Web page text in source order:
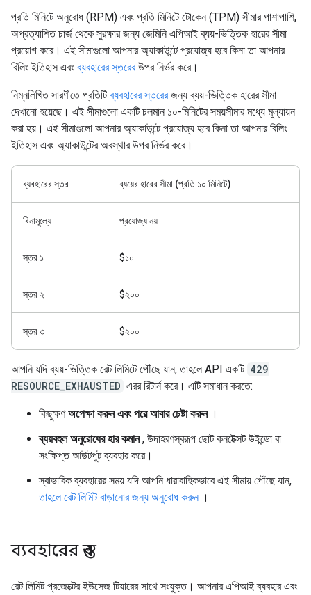
প্রতি মিনিটে অনুরোধ (RPM) এবং প্রতি মিনিটে টোকেন (TPM) সীমার পাশাপাশি,
অপ্রত্যাশিত চার্জ থেকে সুরক্ষার জন্য জেমিনি এপিআই ব্যয়-ভিত্তিক হারের সীমা
প্রয়োগ করে। এই সীমাগুলো আপনার অ্যাকাউন্টে প্রযোজ্য হবে কিনা তা আপনার
বিলিং ইতিহাস এবংব্যবহারের স্তরেরউপর নির্ভর করে।
নিম্নলিখিত সারণীতে প্রতিটিব্যবহারের স্তরেরজন্য ব্যয়-ভিত্তিক হারের সীমা
দেখানো হয়েছে। এই সীমাগুলো একটি চলমান ১০-মিনিটের সময়সীমার মধ্যে মূল্যায়ন
করা হয়। এই সীমাগুলো আপনার অ্যাকাউন্টে প্রযোজ্য হবে কিনা তা আপনার বিলিং
ইতিহাস এবং অ্যাকাউন্টের অবস্থার উপর নির্ভর করে।
ব্যবহারের স্তর ব্যয়ের হারের সীমা (প্রতি ১০ মিনিটে)
বিনামূল্যে প্রযোজ্য নয়
স্তর ১ $১০
স্তর ২ $২০০
স্তর ৩ $২০০
আপনি যদি ব্যয়-ভিত্তিক রেট লিমিটে পৌঁছে যান, তাহলে API একটি 429
RESOURCE_EXHAUSTED এরর রিটার্ন করে। এটি সমাধান করতে:
কিছুক্ষণঅপেক্ষা করুন এবং পরে আবার চেষ্টা করুন।
ব্যয়বহুল অনুরোধের হার কমান, উদাহরণস্বরূপ ছোট কনটেক্সট উইন্ডো বা
সংক্ষিপ্ত আউটপুট ব্যবহার করে।
স্বাভাবিক ব্যবহারের সময় যদি আপনি ধারাবাহিকভাবে এই সীমায় পৌঁছে যান,
তাহলে রেট লিমিট বাড়ানোর জন্য অনুরোধ করুন।
ব্যবহারের স্তর
রেট লিমিট প্রজেক্টের ইউসেজ টিয়ারের সাথে সংযুক্ত। আপনার এপিআই ব্যবহার এবং